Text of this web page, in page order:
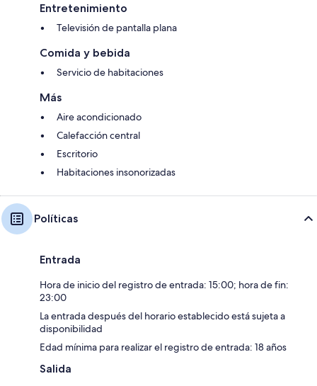
Entretenimiento
Televisión de pantalla plana
Comida y bebida
Servicio de habitaciones
Más
Aire acondicionado
Calefacción central
Escritorio
Habitaciones insonorizadas
Políticas
Entrada
Hora de inicio del registro de entrada: 15:00; hora de fin:
23:00
La entrada después del horario establecido está sujeta a
disponibilidad
Edad mínima para realizar el registro de entrada: 18 años
Salida